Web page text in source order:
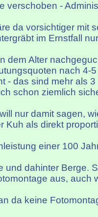
verschoben -
da vorsichtiger mit
im Ernstfall
dem Alter
nach 4-
- das sind mehr als
schon ziemlich
nur damit sagen,
Kuh als direkt
einer 100
und dahinter Berge.
aus, auch
da keine